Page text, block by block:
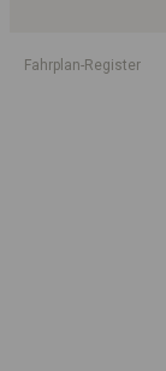
Fahrplan-Register